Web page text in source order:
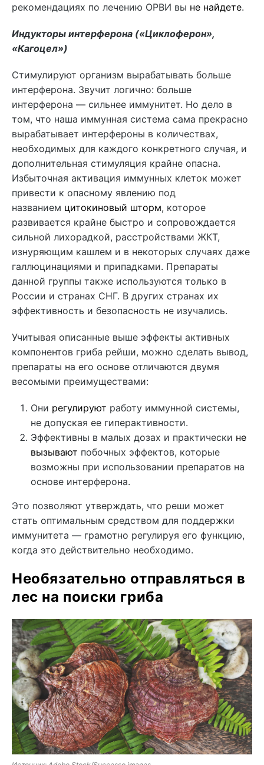
рекомендациях по лечению ОРВИ вы не найдете.
Индукторы интерферона («Циклоферон»,
«Кагоцел»)
Стимулируют организм вырабатывать больше
интерферона. Звучит логично: больше
интерферона — сильнее иммунитет. Но дело в
том, что наша иммунная система сама прекрасно
вырабатывает интерфероны в количествах,
необходимых для каждого конкретного случая, и
дополнительная стимуляция крайне опасна.
Избыточная активация иммунных клеток может
привести к опасному явлению под
названием цитокиновый шторм, которое
развивается крайне быстро и сопровождается
сильной лихорадкой, расстройствами ЖКТ,
изнуряющим кашлем и в некоторых случаях даже
галлюцинациями и припадками. Препараты
данной группы также используются только в
России и странах СНГ. В других странах их
эффективность и безопасность не изучались.
Учитывая описанные выше эффекты активных
компонентов гриба рейши, можно сделать вывод,
препараты на его основе отличаются двумя
весомыми преимуществами:
Они регулируют работу иммунной системы,
не допуская ее гиперактивности.
Эффективны в малых дозах и практически не
вызывают побочных эффектов, которые
возможны при использовании препаратов на
основе интерферона.
Это позволяют утверждать, что реши может
стать оптимальным средством для поддержки
иммунитета — грамотно регулируя его функцию,
когда это действительно необходимо.
Необязательно отправляться в
лес на поиски гриба